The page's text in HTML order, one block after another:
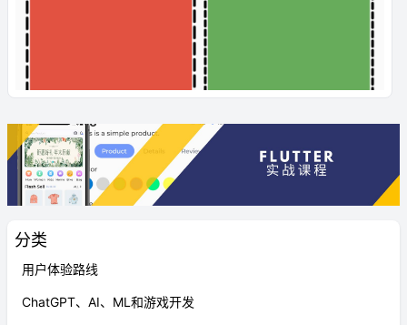
分类
用户体验路线
ChatGPT、AI、ML和游戏开发